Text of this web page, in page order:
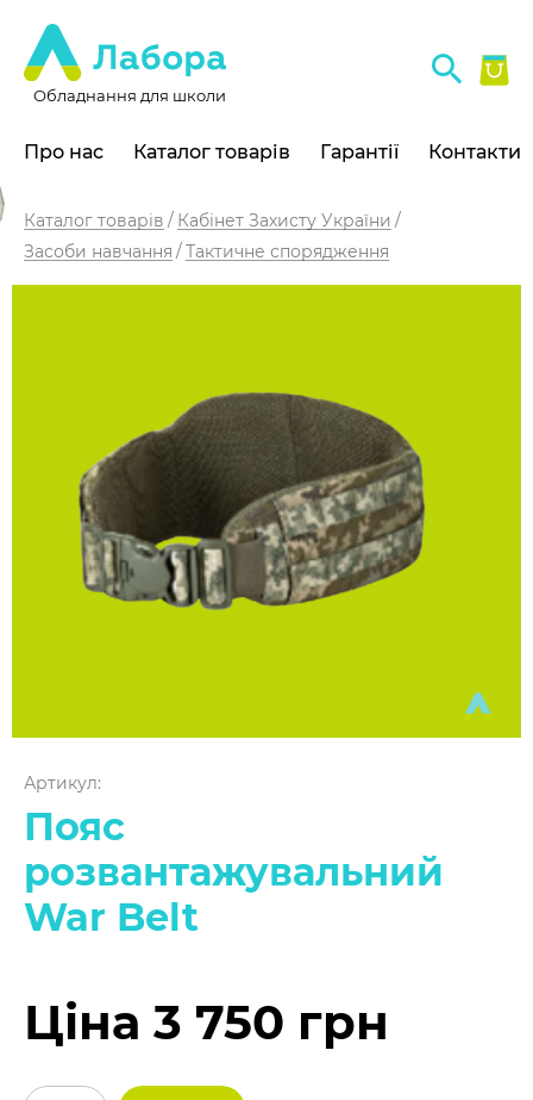
Обладнання для школи
Про нас Каталог товарів Гарантії Контакти
Каталог товарів
Кабінет Захисту України
Засоби навчання
Тактичне спорядження
Артикул:
Пояс
розвантажувальний
War Belt
Ціна 3 750 грн